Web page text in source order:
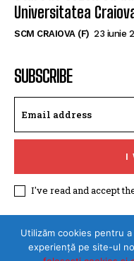
SCM CRAIOVA (F) 30 iulie
Start de sezon cu
SCM CRAIOVA (F)
SUBSCRIBE
I
I've read and accept
Utilizăm cookies pentru
experiență pe site-ul